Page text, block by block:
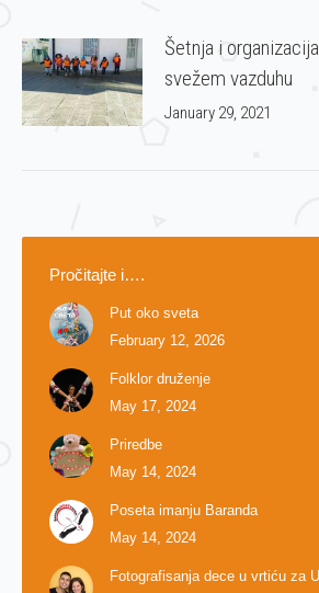
Šetnja i
svežem vazduhu
January 29, 2021
Pročitajte i….
Put oko sveta
February 12, 2026
Folklor druženje
May 17, 2024
Priredbe
May 14, 2024
Poseta imanju Baranda
May 14, 2024
Fotografisanja dece u vrtiću za